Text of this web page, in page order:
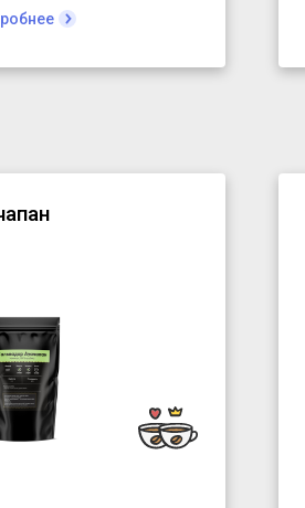
молотая, мускатный орех
бадьян молотый